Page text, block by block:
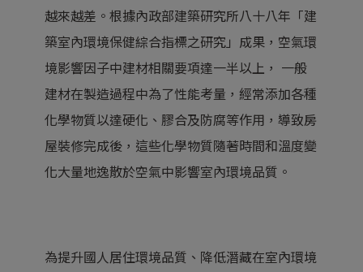
越來越差。根據內政部建築研究所八十八年「建
築室內環境保健綜合指標之研究」成果，空氣環
境影響因子中建材相關要項達一半以上， 一般
建材在製造過程中為了性能考量，經常添加各種
化學物質以達硬化、膠合及防腐等作用，導致房
屋裝修完成後，這些化學物質隨著時間和溫度變
化大量地逸散於空氣中影響室內環境品質。
為提升國人居住環境品質、降低潛藏在室內環境